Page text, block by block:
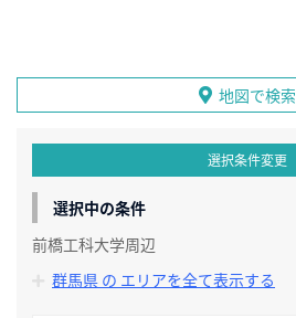
地図で検索
選択条件変更
選択中の条件
前橋工科大学周辺
群馬県 の エリアを全て表示する